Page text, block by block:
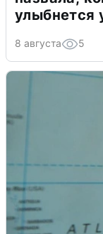
улыбнется
8 августа 5